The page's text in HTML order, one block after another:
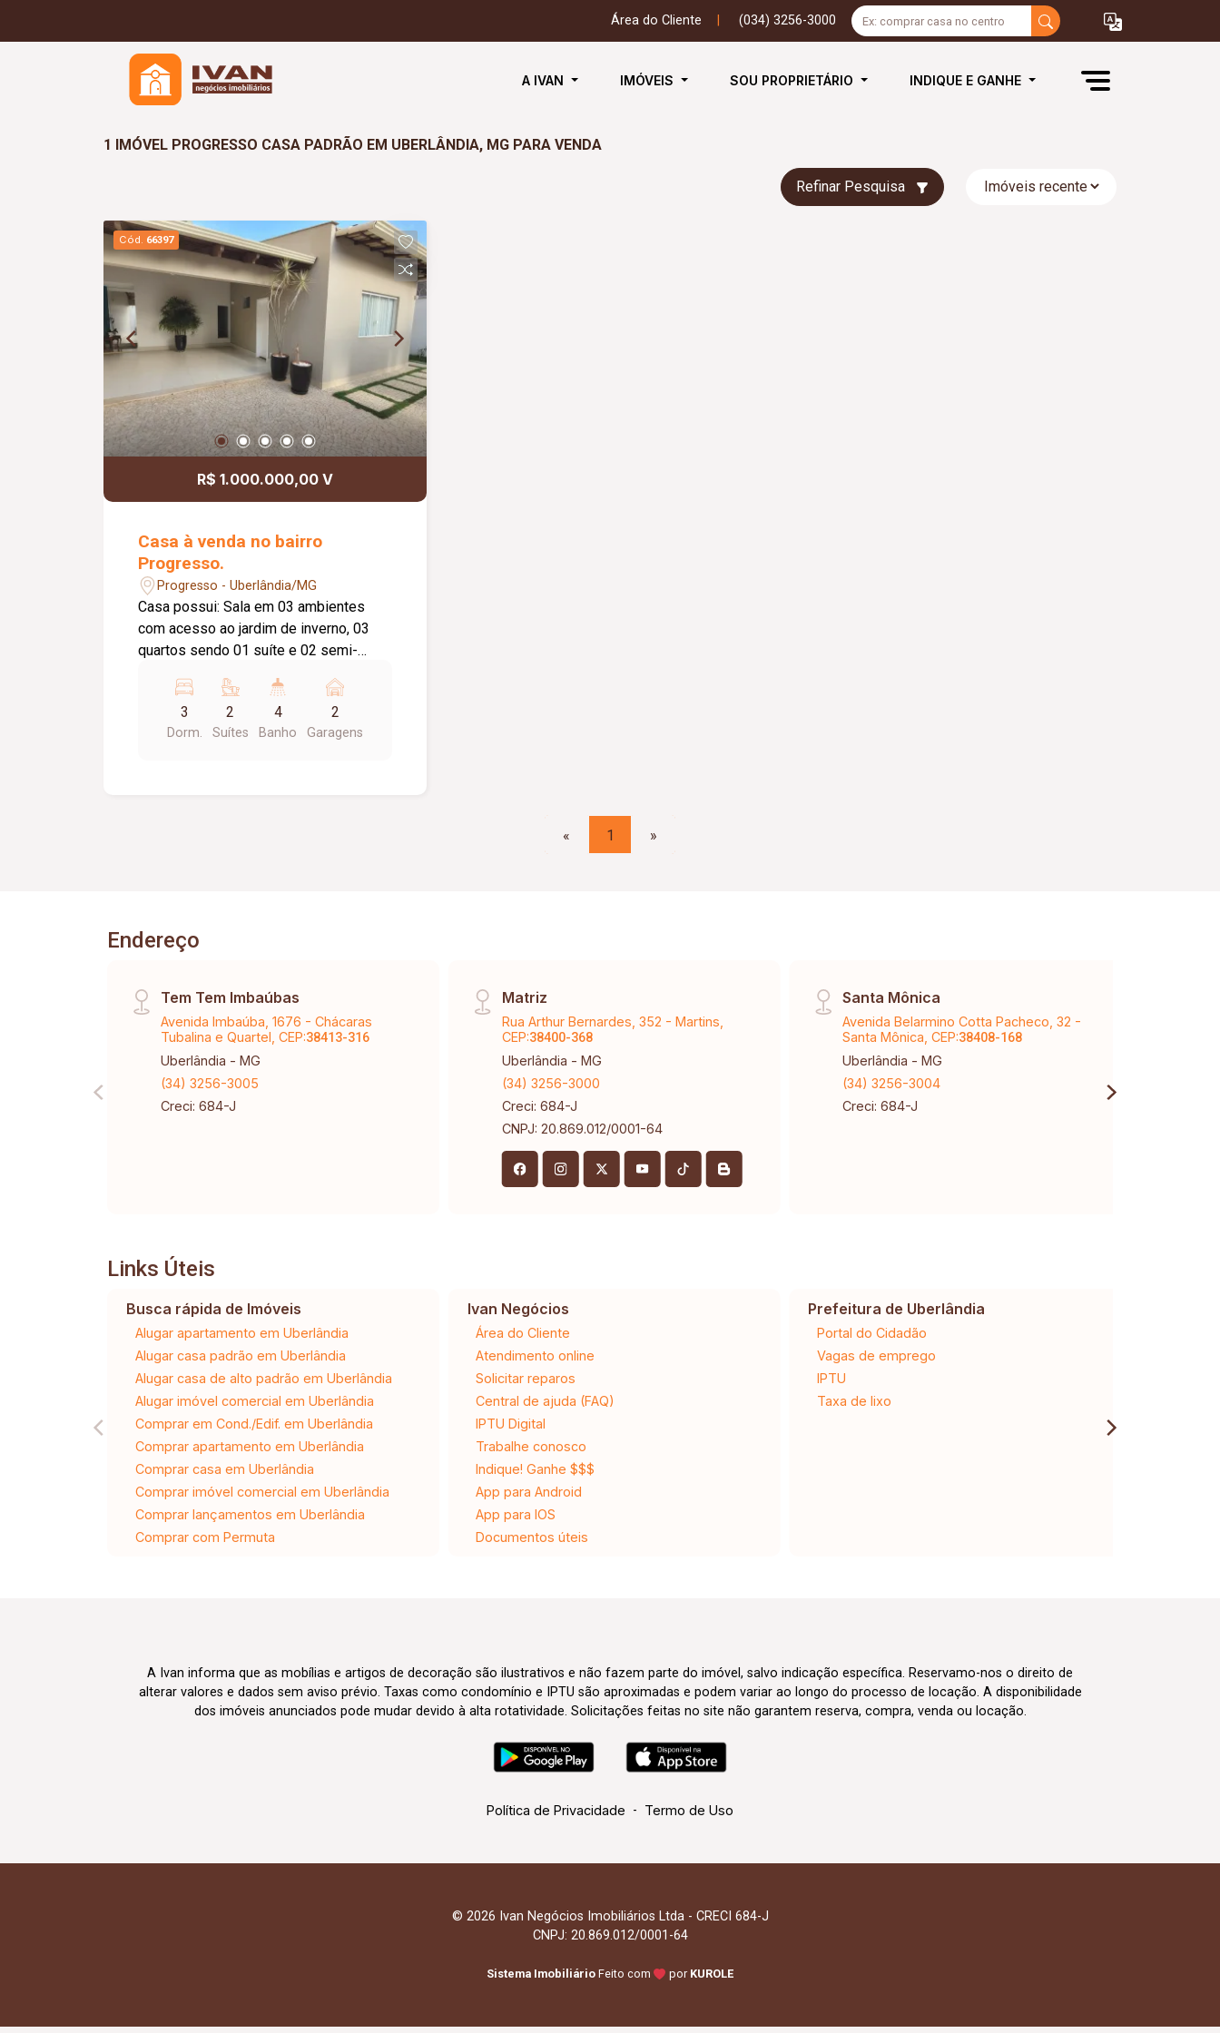
Área do Cliente (034) 3256-3000
A IVAN IMÓVEIS SOU PROPRIETÁRIO INDIQUE E GANHE
1 IMÓVEL PROGRESSO CASA PADRÃO EM UBERLÂNDIA, MG PARA VENDA
Refinar Pesquisa
Cód. 66397
R$ 1.000.000,00 V
Casa à venda no bairro
Progresso.
Progresso - Uberlândia/MG
Casa possui: Sala em 03 ambientes
com acesso ao jardim de inverno, 03
quartos sendo 01 suíte e 02 semi-
entrada independente na garagem,
cozinha com móveis planejados,
lavanderia, garagem coberta para 02
3
Dorm.
2
Suítes
4
Banho
2
Garagens
« 1 »
Endereço
Tem Tem Imbaúbas
Avenida Imbaúba, 1676 - Chácaras
Tubalina e Quartel, CEP:38413-316
Uberlândia - MG
(34) 3256-3005
Creci: 684-J
Matriz
Rua Arthur Bernardes, 352 - Martins,
CEP:38400-368
Uberlândia - MG
(34) 3256-3000
Creci: 684-J
CNPJ: 20.869.012/0001-64
Santa Mônica
Avenida Belarmino Cotta Pacheco, 32 -
Santa Mônica, CEP:38408-168
Uberlândia - MG
(34) 3256-3004
Creci: 684-J
Links Úteis
Busca rápida de Imóveis
Alugar apartamento em Uberlândia
Alugar casa padrão em Uberlândia
Alugar casa de alto padrão em Uberlândia
Alugar imóvel comercial em Uberlândia
Comprar em Cond./Edif. em Uberlândia
Comprar apartamento em Uberlândia
Comprar casa em Uberlândia
Comprar imóvel comercial em Uberlândia
Comprar lançamentos em Uberlândia
Comprar com Permuta
Ivan Negócios
Área do Cliente
Atendimento online
Solicitar reparos
Central de ajuda (FAQ)
IPTU Digital
Trabalhe conosco
Indique! Ganhe $$$
App para Android
App para IOS
Documentos úteis
Prefeitura de Uberlândia
Portal do Cidadão
Vagas de emprego
IPTU
Taxa de lixo
A Ivan informa que as mobílias e artigos de decoração são ilustrativos e não fazem parte do imóvel, salvo indicação específica. Reservamo-nos o direito de
alterar valores e dados sem aviso prévio. Taxas como condomínio e IPTU são aproximadas e podem variar ao longo do processo de locação. A disponibilidade
dos imóveis anunciados pode mudar devido à alta rotatividade. Solicitações feitas no site não garantem reserva, compra, venda ou locação.
Política de Privacidade - Termo de Uso
© 2026 Ivan Negócios Imobiliários Ltda - CRECI 684-J
CNPJ: 20.869.012/0001-64
Sistema Imobiliário Feito com por KUROLE